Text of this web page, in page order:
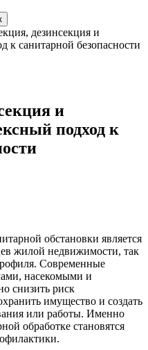
дезинсекция и
к санитарной безопасности
и
подход к
обстановки является
жилой недвижимости, так
Современные
насекомыми и
снизить риск
имущество и создать
или работы. Именно
обработке становятся